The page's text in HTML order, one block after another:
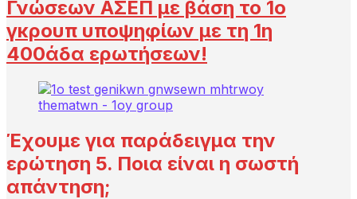
Γνώσεων ΑΣΕΠ με βάση το 1ο
γκρουπ υποψηφίων με τη 1η
400άδα ερωτήσεων!
Έχουμε για παράδειγμα την
ερώτηση 5. Ποια είναι η σωστή
απάντηση;